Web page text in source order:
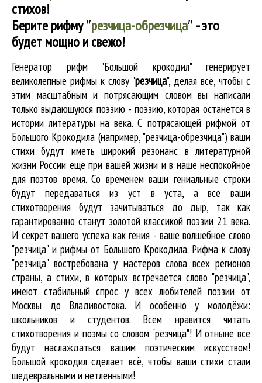
стихов!
Берите рифму″резчица-обрезчица″ - это
будет мощно и свежо!
Генератор рифм "Большой крокодил" генерирует
великолепные рифмы к слову "резчица", делая всё, чтобы с
этим масштабным и потрясающим словом вы написали
только выдающуюся поэзию - поэзию, которая останется в
истории литературы на века. С потрясающей рифмой от
Большого Крокодила (например, "резчица-обрезчица") ваши
стихи будут иметь широкий резонанс в литературной
жизни России ещё при вашей жизни и в наше неспокойное
для поэтов время. Со временем ваши гениальные строки
будут передаваться из уст в уста, а все ваши
стихотворения будут зачитываться до дыр, так как
гарантированно станут золотой классикой поэзии 21 века.
И секрет вашего успеха как гения - ваше волшебное слово
"резчица" и рифмы от Большого Крокодила. Рифма к слову
"резчица" востребована у мастеров слова всех регионов
страны, а стихи, в которых встречается слово "резчица",
имеют стабильный спрос у всех любителей поэзии от
Москвы до Владивостока. И особенно у молодёжи:
школьников и студентов. Всем нравится читать
стихотворения и поэмы со словом "резчица"! И отныне все
будут наслаждаться вашим поэтическим искусством!
Большой крокодил cделает всё, чтобы ваши стихи стали
шедевральными и нетленными!